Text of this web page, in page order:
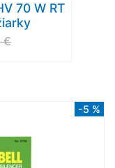
70 W RT
€
-5 %